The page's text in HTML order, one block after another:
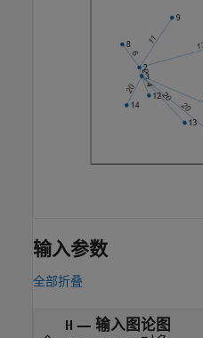
输入参数
全部折叠
H — 输入图论图